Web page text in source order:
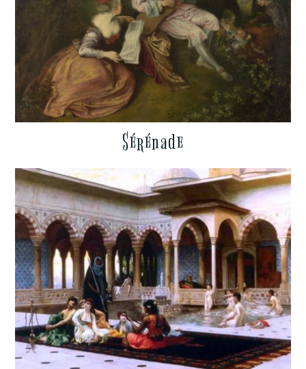
Sérénade